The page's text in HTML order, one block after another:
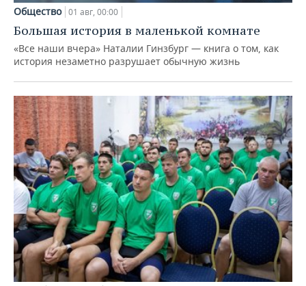
Общество 01 авг, 00:00
Большая история в маленькой комнате
«Все наши вчера» Наталии Гинзбург — книга о том, как
история незаметно разрушает обычную жизнь